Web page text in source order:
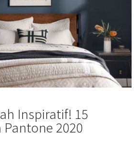
Inspiratif! 15
2020